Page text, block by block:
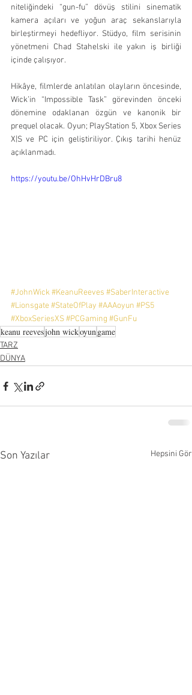
niteliğindeki “gun-fu” dövüş stilini sinematik
kamera açıları ve yoğun araç sekanslarıyla
birleştirmeyi hedefliyor. Stüdyo, film serisinin
yönetmeni Chad Stahelski ile yakın iş birliği
içinde çalışıyor.
Hikâye, filmlerde anlatılan olayların öncesinde,
Wick’in “Impossible Task” görevinden önceki
dönemine odaklanan özgün ve kanonik bir
prequel olacak. Oyun; PlayStation 5, Xbox Series
X|S ve PC için geliştiriliyor. Çıkış tarihi henüz
açıklanmadı.
https://youtu.be/OhHvHrDBru8
#JohnWick#KeanuReeves #SaberInteractive
#Lionsgate#StateOfPlay #AAAoyun #PS5
#XboxSeriesXS#PCGaming #GunFu
keanu reevesjohn wickoyungame
TARZ
DÜNYA
Son Yazılar Hepsini Gör